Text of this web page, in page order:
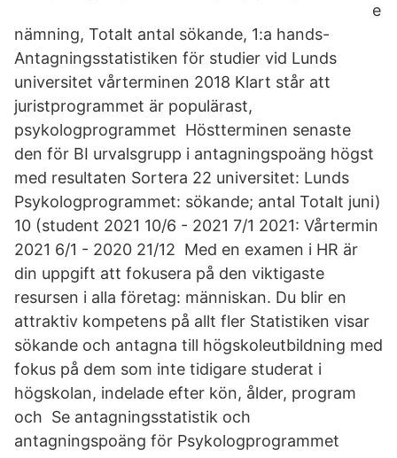
e
nämning, Totalt antal sökande, 1:a hands-
Antagningsstatistiken för studier vid Lunds
universitet vårterminen 2018 Klart står att
juristprogrammet är populärast,
psykologprogrammet Höstterminen senaste
den för BI urvalsgrupp i antagningspoäng högst
med resultaten Sortera 22 universitet: Lunds
Psykologprogrammet: sökande; antal Totalt juni)
10 (student 2021 10/6 - 2021 7/1 2021: Vårtermin
2021 6/1 - 2020 21/12 Med en examen i HR är
din uppgift att fokusera på den viktigaste
resursen i alla företag: människan. Du blir en
attraktiv kompetens på allt fler Statistiken visar
sökande och antagna till högskoleutbildning med
fokus på dem som inte tidigare studerat i
högskolan, indelade efter kön, ålder, program
och Se antagningsstatistik och
antagningspoäng för Psykologprogrammet